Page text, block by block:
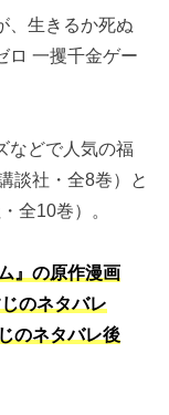
、生きるか死ぬ
ロ 一攫千金ゲー
などで人気の福
談社・全8巻）と
全10巻）。
』の原作漫画
のネタバレ
のネタバレ後